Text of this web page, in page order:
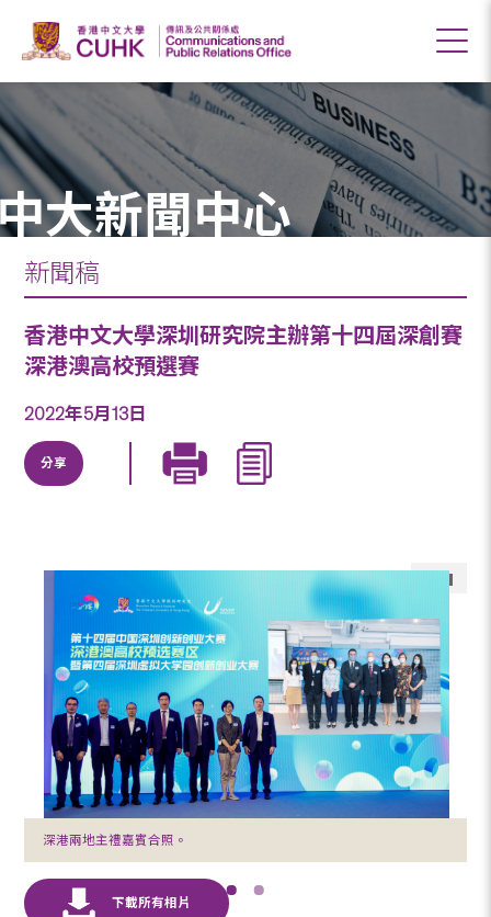
大新聞中心
新聞稿
香港中文大學深圳研究院主辦第十四屆深創賽
深港澳高校預選賽
2022年5月13日
分享
深港兩地主禮嘉賓合照。